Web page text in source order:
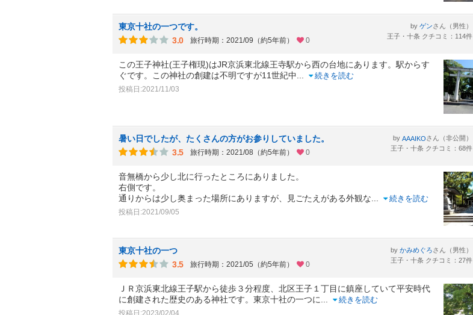
東京十社の一つです。
3.0
旅行時期：2021/09（約5年前） 0
by ゲンさん（男性）
王子・十条 クチコミ：114件
この王子神社(王子権現)はJR京浜東北線王寺駅から西の台地にあります。駅からす
ぐです。この神社の創建は不明ですが11世紀中
続きを読む
投稿日:2021/11/03
暑い日でしたが、たくさんの方がお参りしていました。
3.5
旅行時期：2021/08（約5年前） 0
by AAAIKOさん（非公開）
王子・十条 クチコミ：68件
音無橋から少し北に行ったところにありました。
右側です。
通りからは少し奥まった場所にありますが、見ごたえがある外観な
続きを読む
投稿日:2021/09/05
東京十社の一つ
3.5
旅行時期：2021/05（約5年前） 0
by かみめぐろさん（男性）
王子・十条 クチコミ：27件
ＪＲ京浜東北線王子駅から徒歩３分程度、北区王子１丁目に鎮座していて平安時代
に創建された歴史のある神社です。東京十社の一つに
続きを読む
投稿日:2023/02/04